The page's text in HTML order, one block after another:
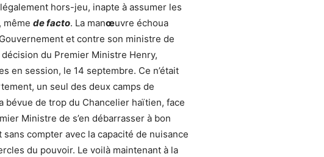
hors-jeu, inapte à assumer les
même de facto. La manœuvre échoua
et contre son ministre de
du Premier Ministre Henry,
en session, le 14 septembre. Ce n’était
un seul des deux camps de
bévue de trop du Chancelier haïtien, face
Ministre de s’en débarrasser à bon
compter avec la capacité de nuisance
du pouvoir. Le voilà maintenant à la